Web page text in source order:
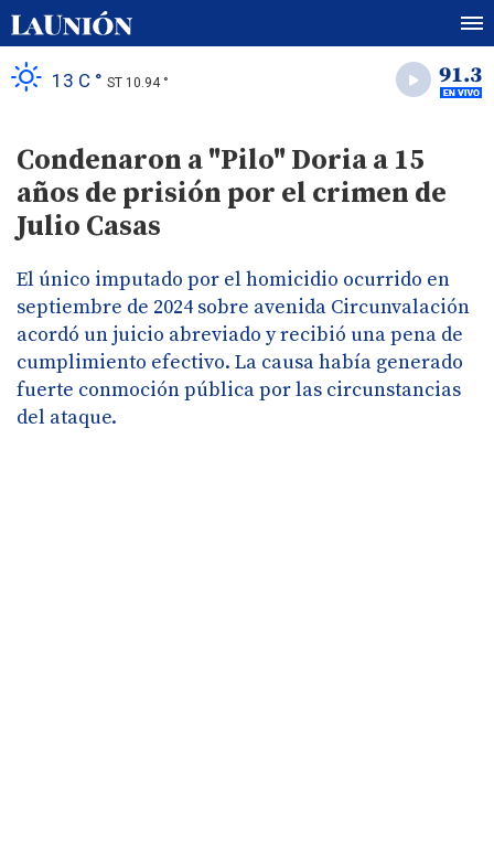
13 C ° ST 10.94 °
Condenaron a "Pilo" Doria a 15
años de prisión por el crimen de
Julio Casas
El único imputado por el homicidio ocurrido en
septiembre de 2024 sobre avenida Circunvalación
acordó un juicio abreviado y recibió una pena de
cumplimiento efectivo. La causa había generado
fuerte conmoción pública por las circunstancias
del ataque.